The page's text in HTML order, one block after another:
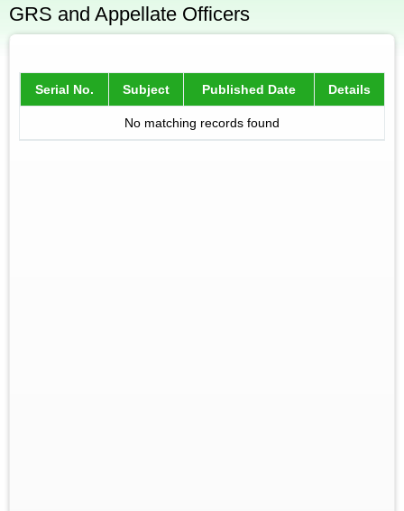
GRS and Appellate Officers
Serial No. Subject Published Date Details
No matching records found